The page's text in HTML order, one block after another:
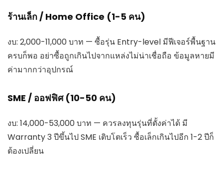
ร้านเล็ก / Home Office (1-5 คน)
งบ: 2,000-11,000 บาท — ซื้อรุ่น Entry-level มีฟีเจอร์พื้นฐาน
ครบก็พอ อย่าซื้อถูกเกินไปจากแหล่งไม่น่าเชื่อถือ ข้อมูลหายมี
ค่ามากกว่าอุปกรณ์
SME / ออฟฟิศ (10-50 คน)
งบ: 14,000-53,000 บาท — ควรลงทุนรุ่นที่ตั้งค่าได้ มี
Warranty 3 ปีขึ้นไป SME เติบโตเร็ว ซื้อเล็กเกินไปอีก 1-2 ปีก็
ต้องเปลี่ยน